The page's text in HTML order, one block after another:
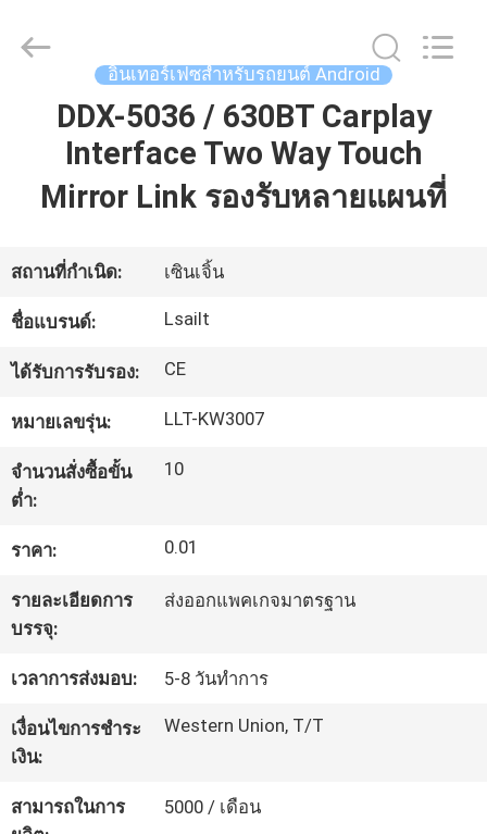
สินค้า
วิดีโอ
เกี่ยว
กับ
เรา
ทัวร์
โรงงาน
ควบคุม
คุณภาพ
ติดต่อ
Automobile
Electron
อินเทอร์เฟซสำหรับรถยนต์ Android
DDX-5036 / 630BT Carplay
Interface Two Way Touch
Mirror Link รองรับหลายแผนที่
สถานที่กำเนิด: เซินเจิ้น
ชื่อแบรนด์: Lsailt
ได้รับการรับรอง: CE
หมายเลขรุ่น: LLT-KW3007
จำนวนสั่งซื้อขั้น
ต่ำ:
10
ราคา: 0.01
รายละเอียดการ
บรรจุ:
ส่งออกแพคเกจมาตรฐาน
เวลาการส่งมอบ: 5-8 วันทำการ
เงื่อนไขการชำระ
เงิน:
Western Union, T/T
สามารถในการ
5000 / เดือน